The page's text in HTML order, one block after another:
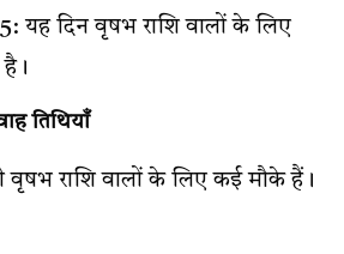
यह दिन वृषभ राशि वालों के लिए
तिथियाँ
राशि वालों के लिए कई मौके हैं।